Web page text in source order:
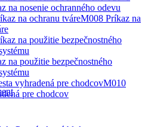
na nosenie ochranného odevu
M008 Príkaz na
na použitie bezpečnostného
M010
pre chodcov